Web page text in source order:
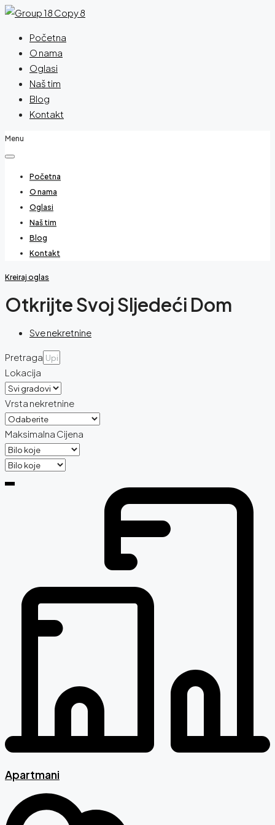
Početna
O nama
Oglasi
Naš tim
Blog
Kontakt
Menu
Početna
O nama
Oglasi
Naš tim
Blog
Kontakt
Kreiraj oglas
Otkrijte Svoj Sljedeći Dom
Sve nekretnine
Pretraga
Lokacija
Vrsta nekretnine
Maksimalna Cijena
Apartmani